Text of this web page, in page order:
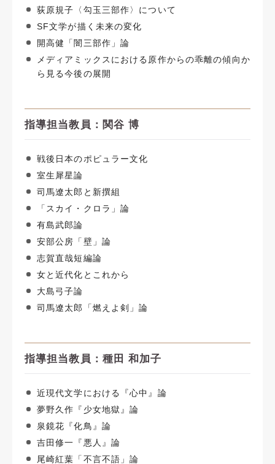
荻原規子〈勾玉三部作〉について
SF文学が描く未来の変化
開高健「闇三部作」論
メディアミックスにおける原作からの乖離の傾向か
ら見る今後の展開
指導担当教員：関谷 博
戦後日本のポピュラー文化
室生犀星論
司馬遼太郎と新撰組
「スカイ・クロラ」論
有島武郎論
安部公房「壁」論
志賀直哉短編論
女と近代化とこれから
大島弓子論
司馬遼太郎「燃えよ剣」論
指導担当教員：種田 和加子
近現代文学における『心中』論
夢野久作『少女地獄』論
泉鏡花『化鳥』論
吉田修一『悪人』論
尾崎紅葉「不言不語」論